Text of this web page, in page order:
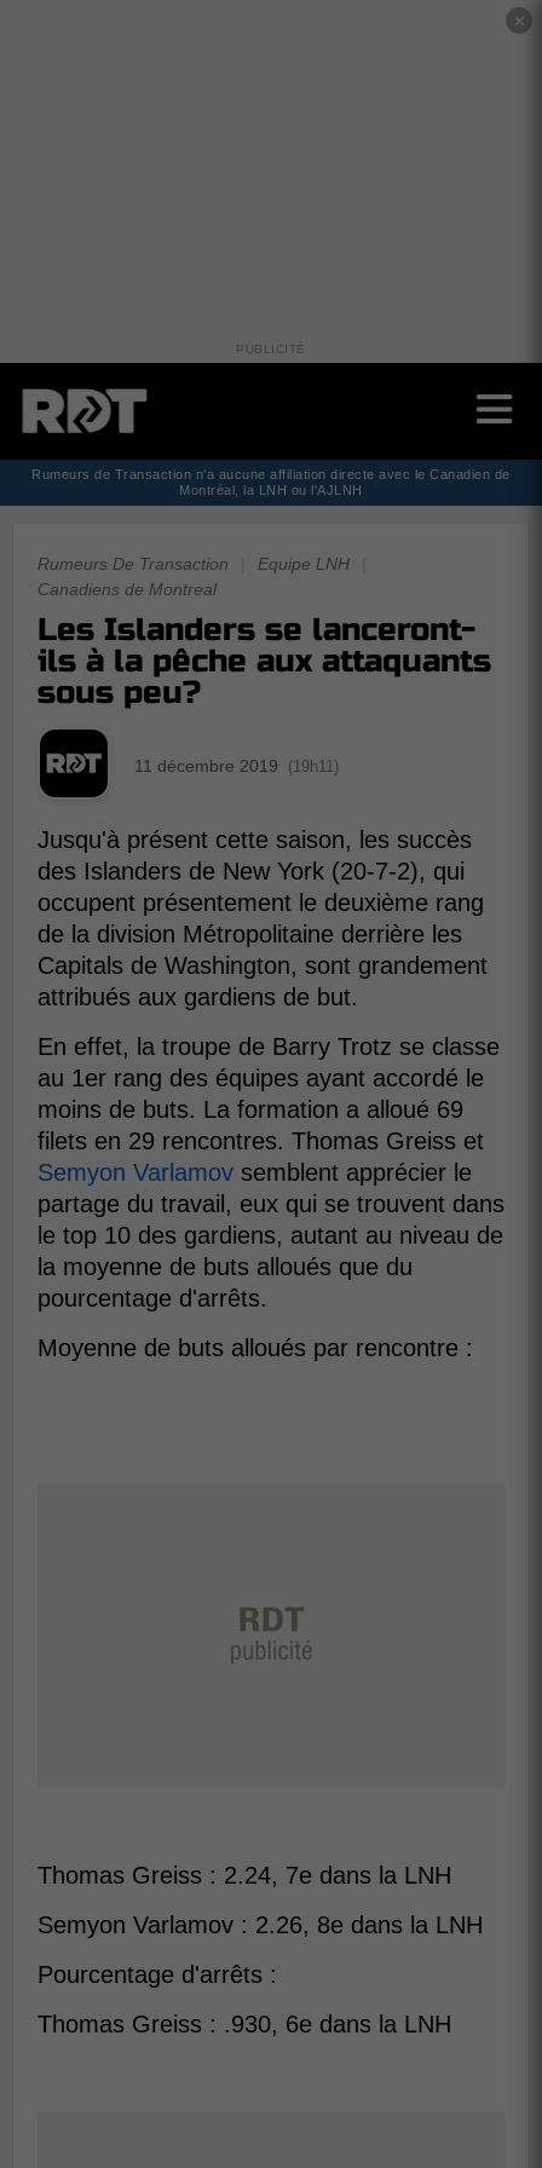
✕
PUBLICITÉ
Rumeurs de Transaction n'a aucune affiliation directe avec le Canadien de
Montréal, la LNH ou l'AJLNH
Rumeurs De Transaction Equipe LNH
Canadiens de Montreal
Les Islanders se lanceront-
ils à la pêche aux attaquants
sous peu?
11 décembre 2019 (19h11)
Jusqu'à présent cette saison, les succès
des Islanders de New York (20-7-2), qui
occupent présentement le deuxième rang
de la division Métropolitaine derrière les
Capitals de Washington, sont grandement
attribués aux gardiens de but.
En effet, la troupe de Barry Trotz se classe
au 1er rang des équipes ayant accordé le
moins de buts. La formation a alloué 69
filets en 29 rencontres. Thomas Greiss et
Semyon Varlamov semblent apprécier le
partage du travail, eux qui se trouvent dans
le top 10 des gardiens, autant au niveau de
la moyenne de buts alloués que du
pourcentage d'arrêts.
Moyenne de buts alloués par rencontre :
Thomas Greiss : 2.24, 7e dans la LNH
Semyon Varlamov : 2.26, 8e dans la LNH
Pourcentage d'arrêts :
Thomas Greiss : .930, 6e dans la LNH